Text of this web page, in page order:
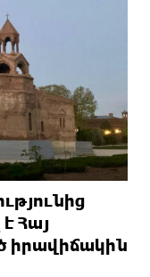
Հայ
իրավիճակին